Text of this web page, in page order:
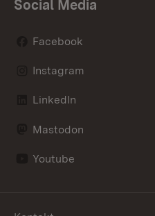
Social Media
Facebook
Instagram
LinkedIn
Mastodon
Youtube